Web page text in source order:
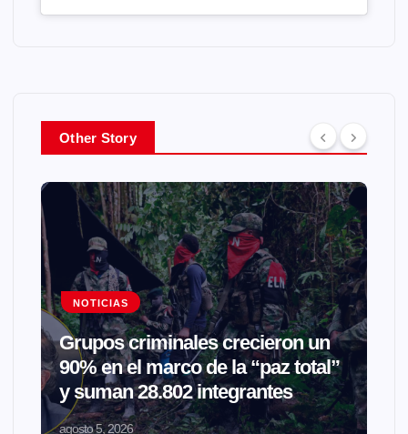
Other Story
NOTICIAS
Grupos criminales crecieron un
90% en el marco de la “paz total”
y suman 28.802 integrantes
agosto 5, 2026